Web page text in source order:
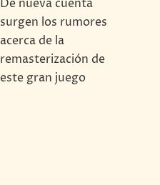
De nueva cuenta
surgen los rumores
acerca de la
remasterización de
este gran juego